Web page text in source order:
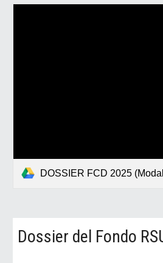
DOSSIER FCD 2025
Dossier del Fondo